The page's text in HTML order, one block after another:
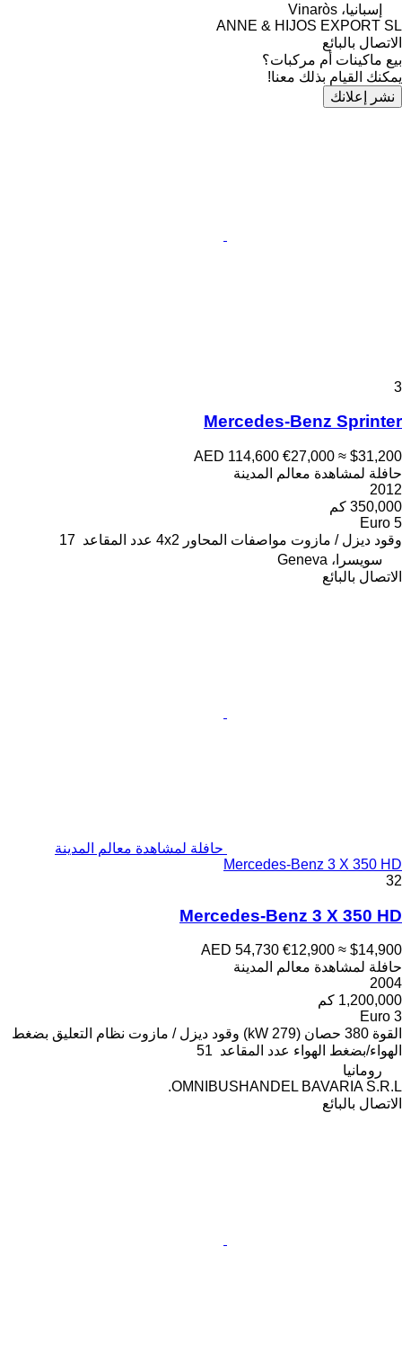
إسبانيا، Vinaròs
ANNE & HIJOS EXPORT SL
الاتصال بالبائع
بيع ماكينات أم مركبات؟
يمكنك القيام بذلك معنا!
نشر إعلانك
3
Mercedes-Benz Sprinter
AED 114,600 €27,000 ≈ $31,200
حافلة لمشاهدة معالم المدينة
2012
350,000 كم
Euro 5
وقود ديزل / مازوت مواصفات المحاور 4x2 عدد المقاعد 17
سويسرا، Geneva
الاتصال بالبائع
حافلة لمشاهدة معالم المدينة
Mercedes-Benz 3 X 350 HD
32
Mercedes-Benz 3 X 350 HD
AED 54,730 €12,900 ≈ $14,900
حافلة لمشاهدة معالم المدينة
2004
1,200,000 كم
Euro 3
القوة 380 حصان (279 kW) وقود ديزل / مازوت نظام التعليق بضغط
الهواء/بضغط الهواء عدد المقاعد 51
رومانيا
OMNIBUSHANDEL BAVARIA S.R.L.
الاتصال بالبائع